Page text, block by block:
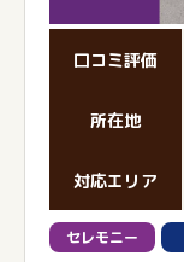
口コミ評価
所在地
対応エリア
セレモニー